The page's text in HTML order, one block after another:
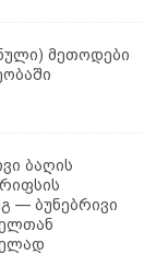
მეთოდები
ბაღის
— ბუნებრივი